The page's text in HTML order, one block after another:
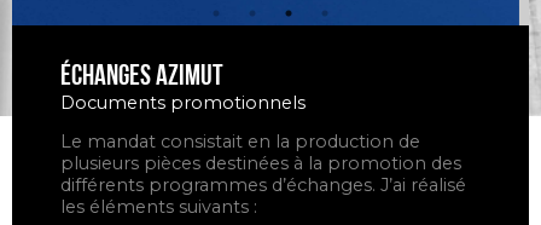
Échanges Azimut
Documents promotionnels
Le mandat consistait en la production de
plusieurs pièces destinées à la promotion des
différents programmes d’échanges. J’ai réalisé
les éléments suivants :